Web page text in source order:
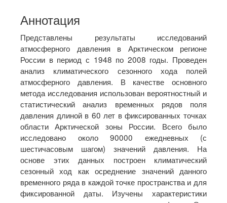
Аннотация
Представлены результаты исследований
атмосферного давления в Арктическом регионе
России в период с 1948 по 2008 годы. Проведен
анализ климатического сезонного хода полей
атмосферного давления. В качестве основного
метода исследования использован вероятностный и
статистический анализ временных рядов поля
давления длиной в 60 лет в фиксированных точках
области Арктической зоны России. Всего было
исследовано около 90000 ежедневных (с
шестичасовым шагом) значений давления. На
основе этих данных построен климатический
сезонный ход как осреднение значений данного
временного ряда в каждой точке пространства и для
фиксированной даты. Изучены характеристики